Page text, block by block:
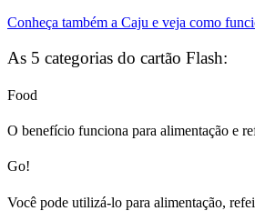
Conheça também a Caju e veja como
As 5 categorias do cartão Flash:
Food
O benefício funciona para alimentação e
Go!
Você pode utilizá-lo para alimentação,